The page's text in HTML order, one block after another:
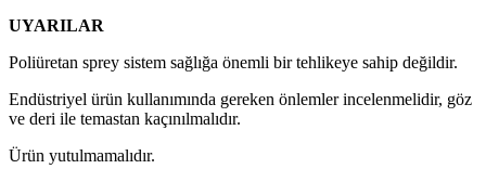
UYARILAR
Poliüretan sprey sistem sağlığa önemli bir tehlikeye sahip değildir.
Endüstriyel ürün kullanımında gereken önlemler incelenmelidir, göz
ve deri ile temastan kaçınılmalıdır.
Ürün yutulmamalıdır.